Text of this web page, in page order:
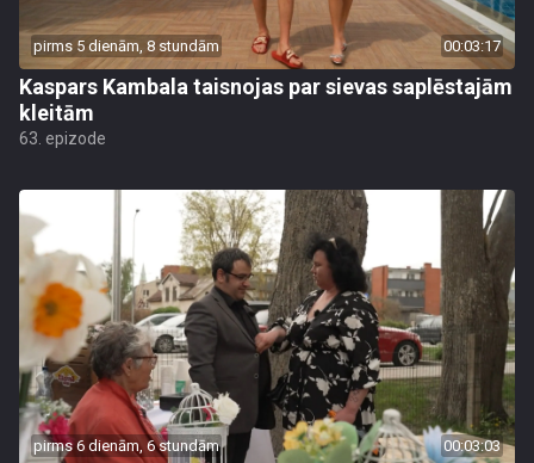
pirms 5 dienām, 8 stundām 00:03:17
Kaspars Kambala taisnojas par sievas saplēstajām
kleitām
63. epizode
pirms 6 dienām, 6 stundām 00:03:03